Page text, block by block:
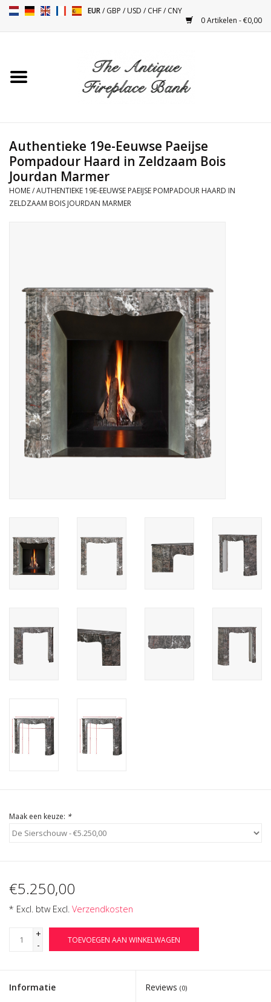
EUR/GBP /USD /CHF/CNY
0 Artikelen - €0,00
Toebehoren
Kacheltjes
Tafels
Decoratieve Outdoor
Objecten
Vloeren - Steen, Terra Cotta
& Marmer
Outlet
Tevreden Klanten
Antieke Marmers
Cadeau Bonnen
Authentieke 19e-Eeuwse Paeijse
Pompadour Haard in Zeldzaam Bois
Jourdan Marmer
HOME/AUTHENTIEKE 19E-EEUWSE PAEIJSE POMPADOUR HAARD IN
ZELDZAAM BOIS JOURDAN MARMER
Maak een keuze: *
€5.250,00
* Excl. btw Excl. Verzendkosten
+
-
TOEVOEGEN AAN WINKELWAGEN
Informatie Reviews (0)